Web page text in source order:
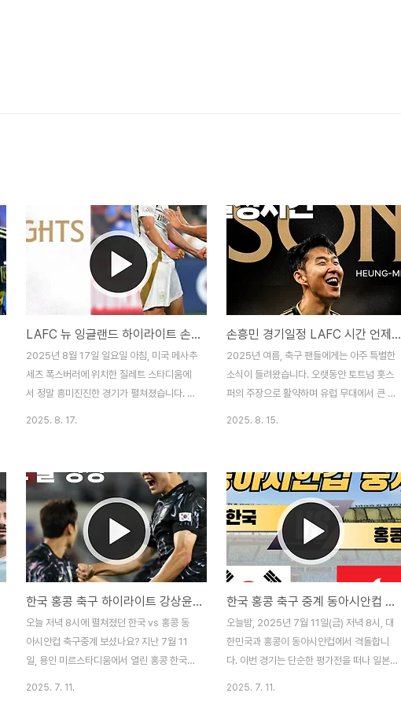
LAFC 뉴 잉글랜드 하이라이트 손흥민 1호 어시스트 도움영상✅
2025년 8월 17일 일요일 아침, 미국 메사추
세츠 폭스버러에 위치한 질레트 스타디움에
서 정말 흥미진진한 경기가 펼쳐졌습니다. 바
첫 선발 경기였기 때문입니다! 지난 경기에서
교체로 데뷔했던 그는, 이번에는 90분 풀타
임 출전, 그리고 1호 어시스트 + MVP 선정
까지. 말 그대로 눈부신 활약을 펼쳤습니다.
경기를 보셨던 분들이라면 아시겠지만, 정말
시간 가는 줄 모를 정도로 재미있고 박진감
넘치는 경기였습니다. 놓치신 분들이라면, 반
드시 하이라이트 영상과 어시스트 장면은 꼭
다시 보시길 추천드립니다. 손흥민, MLS 두
..
2025. 8. 17.
손흥민 경기일정 LAFC 시간 언제 ✅
2025년 여름, 축구 팬들에게는 아주 특별한
소식이 들려왔습니다. 오랫동안 토트넘 홋스
퍼의 주장으로 활약하며 유럽 무대에서 큰 사
운 발걸음을 응원했습니다. 그리고 이제 그
관심은 자연스럽게 손흥민 선수의 경기일정
과 경기 시청 방법으로 이어지고 있습니다.
“손흥민 LAFC 경기 언제 해요?”“한국 시간
으로 몇 시에 하나요?”“TV로 볼 수 있나
요?”이런 궁금증을 한 번에 해결해드릴게요.
⚽ 손흥민 선수, 왜 LAFC로 이적했을까? 손
흥민 선수는 EPL에서의 마지막 시즌을 유로
파리그 우승컵으로 화려하게 마무리한 뒤, 새
로운 도전을 위해..
2025. 8. 15.
한국 홍콩 축구 하이라이트 강상윤 골 영상 ✅
오늘 저녁 8시에 펼쳐졌던 한국 vs 홍콩 동
아시안컵 축구중계 보셨나요? 지난 7월 11
일, 용인 미르스타디움에서 열린 홍콩 한국
2025. 7. 11.
한국 홍콩 축구 중계 동아시안컵 경기 ✅
오늘밤, 2025년 7월 11일(금) 저녁 8시, 대
한민국과 홍콩이 동아시안컵에서 격돌합니
다. 이번 경기는 단순한 평가전을 떠나 일본
2025. 7. 11.